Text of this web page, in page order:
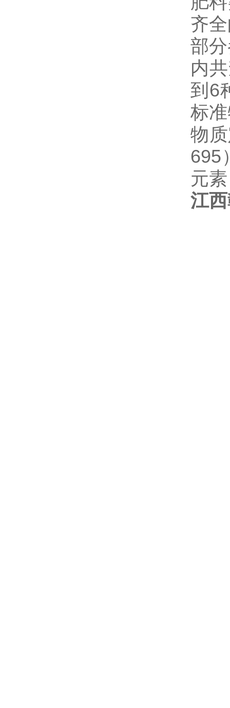
齐
部
内
到6
标
物
695
元
江